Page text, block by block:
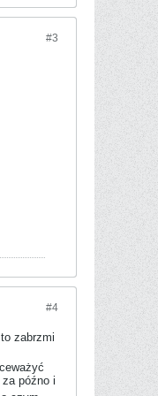
#3
#4
zabrzmi
późno i